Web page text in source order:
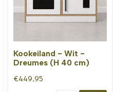
Kookeiland - Wit -
Dreumes (H 40 cm)
€449,95